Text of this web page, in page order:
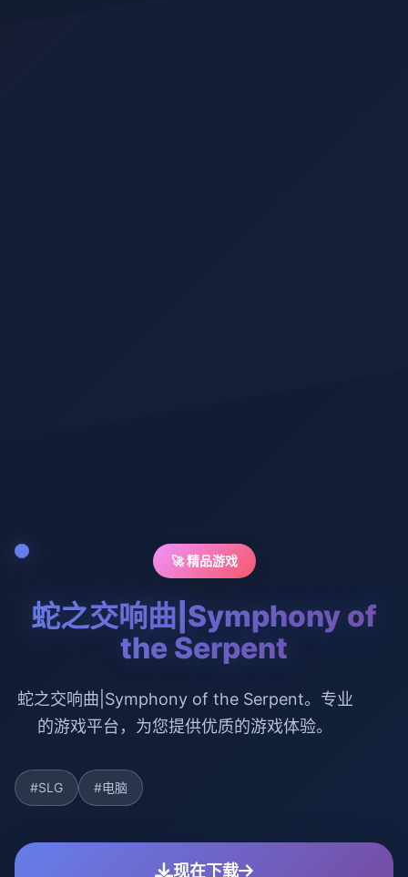
🚀 精品游戏
蛇之交响曲|Symphony of
the Serpent
蛇之交响曲|Symphony of the Serpent。专业
的游戏平台，为您提供优质的游戏体验。
#SLG #电脑
现在下载